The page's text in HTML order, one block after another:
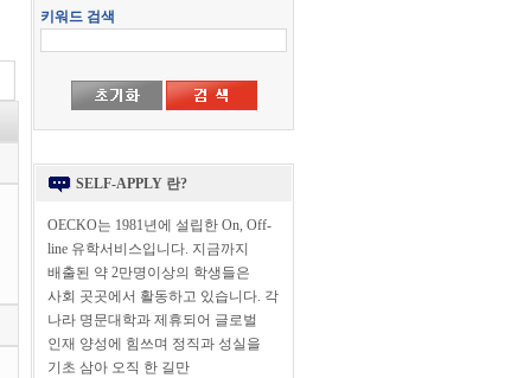
SELF-APPLY 란?
OECKO는 1981년에 설립한 On, Off-
line 유학서비스입니다. 지금까지
배출된 약 2만명이상의 학생들은
사회 곳곳에서 활동하고 있습니다. 각
나라 명문대학과 제휴되어 글로벌
인재 양성에 힘쓰며 정직과 성실을
기초 삼아 오직 한 길만